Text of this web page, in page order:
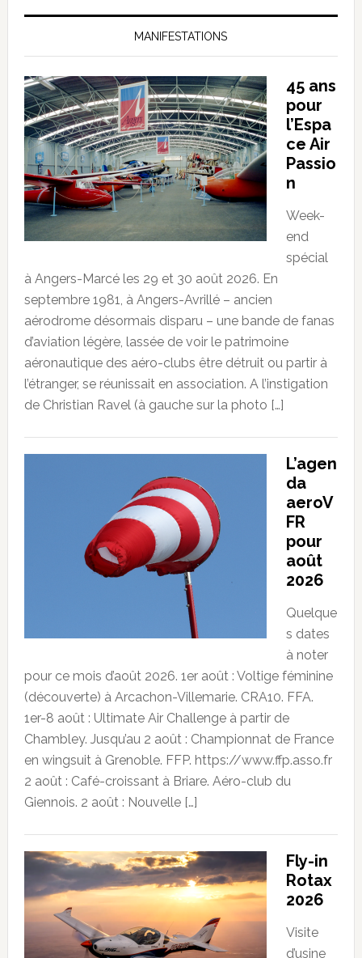
MANIFESTATIONS
45 ans
pour
l’Espa
ce Air
Passio
n
Week-
end
spécial
à Angers-Marcé les 29 et 30 août 2026. En
septembre 1981, à Angers-Avrillé – ancien
aérodrome désormais disparu – une bande de fanas
d’aviation légère, lassée de voir le patrimoine
aéronautique des aéro-clubs être détruit ou partir à
l’étranger, se réunissait en association. A l’instigation
de Christian Ravel (à gauche sur la photo […]
L’agen
da
aeroV
FR
pour
août
2026
Quelque
s dates
à noter
pour ce mois d’août 2026. 1er août : Voltige féminine
(découverte) à Arcachon-Villemarie. CRA10. FFA.
1er-8 août : Ultimate Air Challenge à partir de
Chambley. Jusqu’au 2 août : Championnat de France
en wingsuit à Grenoble. FFP. https://www.ffp.asso.fr
2 août : Café-croissant à Briare. Aéro-club du
Giennois. 2 août : Nouvelle […]
Fly-in
Rotax
2026
Visite
d’usine